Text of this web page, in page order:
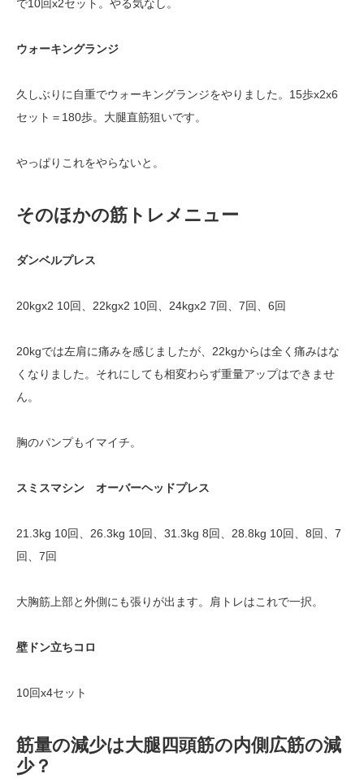
で10回x2セット。やる気なし。
ウォーキングランジ
久しぶりに自重でウォーキングランジをやりました。15歩x2x6
セット＝180歩。大腿直筋狙いです。
やっぱりこれをやらないと。
そのほかの筋トレメニュー
ダンベルプレス
20kgx2 10回、22kgx2 10回、24kgx2 7回、7回、6回
20kgでは左肩に痛みを感じましたが、22kgからは全く痛みはな
くなりました。それにしても相変わらず重量アップはできませ
ん。
胸のパンプもイマイチ。
スミスマシン オーバーヘッドプレス
21.3kg 10回、26.3kg 10回、31.3kg 8回、28.8kg 10回、8回、7
回、7回
大胸筋上部と外側にも張りが出ます。肩トレはこれで一択。
壁ドン立ちコロ
10回x4セット
筋量の減少は大腿四頭筋の内側広筋の減
少？